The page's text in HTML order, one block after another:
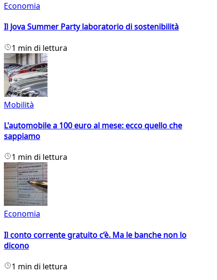
Economia
Il Jova Summer Party laboratorio di sostenibilità
1 min di lettura
Mobilità
L'automobile a 100 euro al mese: ecco quello che
sappiamo
1 min di lettura
Economia
Il conto corrente gratuito c’è. Ma le banche non lo
dicono
1 min di lettura